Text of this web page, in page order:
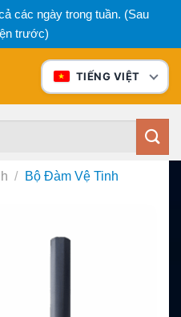
các ngày trong tuần. (Sau
trước)
TIẾNG VIỆT
/ Bộ Đàm Vệ Tinh